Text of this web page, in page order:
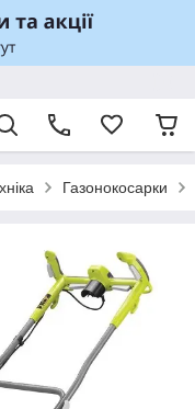
Газонокосарки